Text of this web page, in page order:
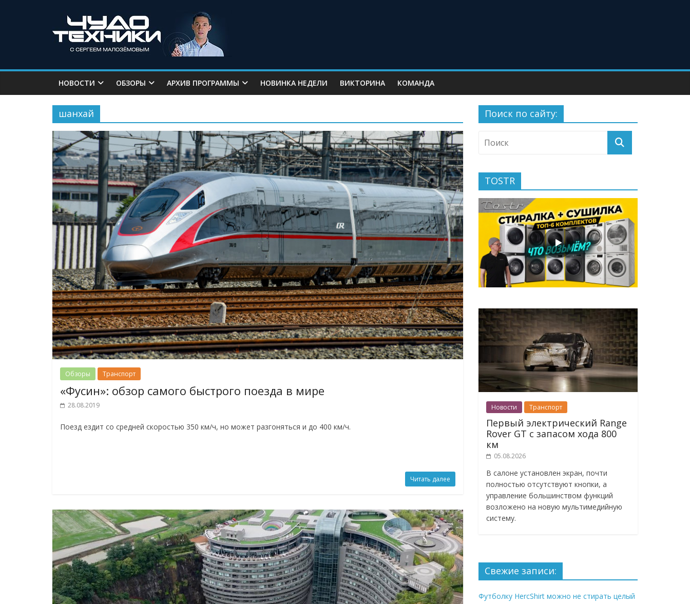
НОВОСТИ ОБЗОРЫ АРХИВ ПРОГРАММЫ НОВИНКА НЕДЕЛИ ВИКТОРИНА КОМАНДА
шанхай
Обзоры Транспорт
«Фусин»: обзор самого быстрого поезда в мире
28.08.2019
Поезд ездит со средней скоростью 350 км/ч, но может разгоняться и до 400 км/ч.
Читать далее
Поиск по сайту:
TOSTR
Новости Транспорт
Первый электрический Range
Rover GT с запасом хода 800
км
05.08.2026
В салоне установлен экран, почти
полностью отсутствуют кнопки, а
управление большинством функций
возложено на новую мультимедийную
систему.
Свежие записи:
Футболку HercShirt можно не стирать целый